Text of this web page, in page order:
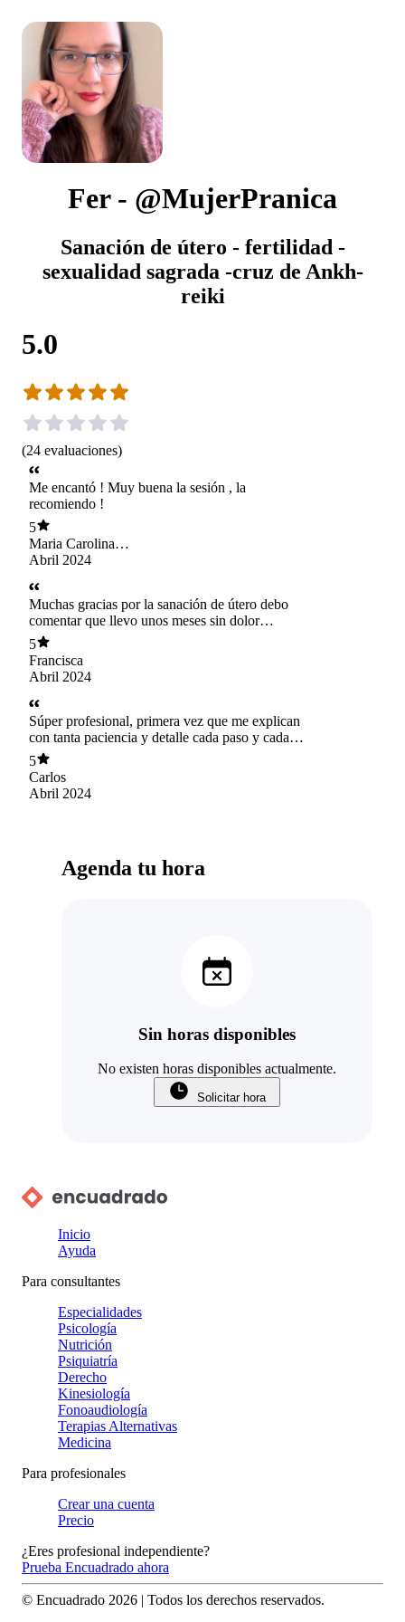
Fer - @MujerPranica
Sanación de útero - fertilidad -
sexualidad sagrada -cruz de Ankh-
reiki
5.0
(24 evaluaciones)
Me encantó ! Muy buena la sesión , la
recomiendo !
5
Maria Carolina
Vallejos Silva
Abril 2024
Muchas gracias por la sanación de útero debo
comentar que llevo unos meses sin dolor
menstrual! Así que muy feliz de haberme
realizado una sanación de útero contigo
5
Francisca
Abril 2024
Súper profesional, primera vez que me explican
con tanta paciencia y detalle cada paso y cada
cosa que tenía! Después de la limpieza me sentí
mejor, más ánimo, duermo mejor e incluso se
han solucionado algunos temas económicos Así
que súper recomendada por que es muy
5
Carlos
Abril 2024
Agenda tu hora
Sin horas disponibles
No existen horas disponibles actualmente.
Solicitar hora
Inicio
Ayuda
Para consultantes
Especialidades
Psicología
Nutrición
Psiquiatría
Derecho
Kinesiología
Fonoaudiología
Terapias Alternativas
Medicina
Para profesionales
Crear una cuenta
Precio
¿Eres profesional independiente?
Prueba Encuadrado ahora
© Encuadrado 2026 | Todos los derechos reservados.